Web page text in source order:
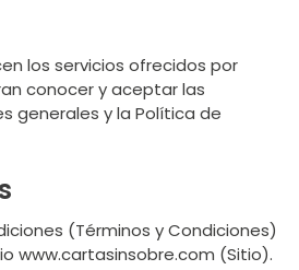
los servicios ofrecidos por
conocer y aceptar las
generales y la Política de
(Términos y Condiciones)
www.cartasinsobre.com (Sitio).